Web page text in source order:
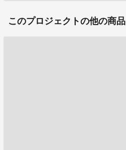
このプロジェクトの他の商品